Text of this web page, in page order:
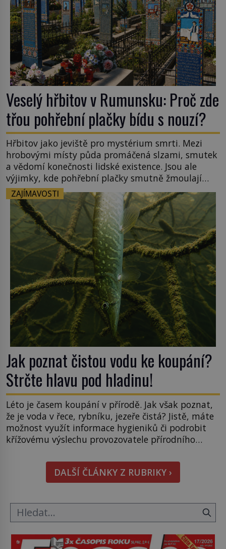
Veselý hřbitov v Rumunsku: Proč zde
třou pohřební plačky bídu s nouzí?
Hřbitov jako jeviště pro mystérium smrti. Mezi
hrobovými místy půda promáčená slzami, smutek
a vědomí konečnosti lidské existence. Jsou ale
výjimky, kde pohřební plačky smutně žmoulají
kapesníky nikoli při smutečním obřadu, ale při
pohledu na výši vyměřené podpory
v nezaměstnanosti. Kam vás pozveme? Unikátní
hřbitov, který si vysloužil název „Veselý“, najdeme
v rumunské vesnici Sapanta, nedaleko hranic […]
ZAJÍMAVOSTI
Jak poznat čistou vodu ke koupání?
Strčte hlavu pod hladinu!
Léto je časem koupání v přírodě. Jak však poznat,
že je voda v řece, rybníku, jezeře čistá? Jistě, máte
možnost využít informace hygieniků či podrobit
křížovému výslechu provozovatele přírodního
Podívat se pod hladinu a zjistit, kdo si onu
konkrétní vodní lokalitu oblíbil už dávno před
vámi. Říká se jim bioindikátory […]
DALŠÍ ČLÁNKY Z RUBRIKY ›